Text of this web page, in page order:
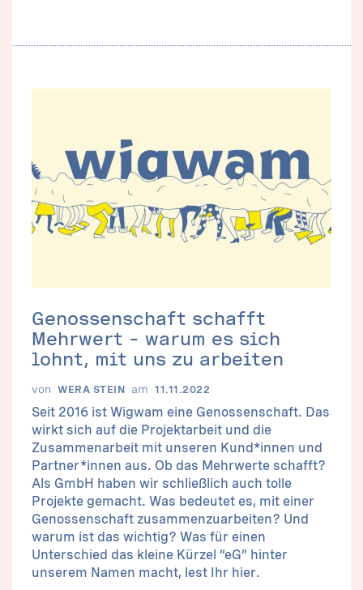
Genossenschaft schafft
Mehrwert – warum es sich
lohnt, mit uns zu arbeiten
von WERA STEIN am 11.11.2022
Seit 2016 ist Wigwam eine Genossenschaft. Das
wirkt sich auf die Projektarbeit und die
Zusammenarbeit mit unseren Kund*innen und
Partner*innen aus. Ob das Mehrwerte schafft?
Als GmbH haben wir schließlich auch tolle
Projekte gemacht. Was bedeutet es, mit einer
Genossenschaft zusammenzuarbeiten? Und
warum ist das wichtig? Was für einen
Unterschied das kleine Kürzel “eG” hinter
unserem Namen macht, lest Ihr hier.